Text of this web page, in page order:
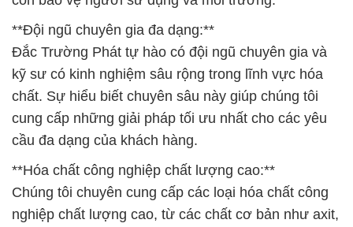
**Đội ngũ chuyên gia đa dạng:**
Đắc Trường Phát tự hào có đội ngũ chuyên gia và
kỹ sư có kinh nghiệm sâu rộng trong lĩnh vực hóa
chất. Sự hiểu biết chuyên sâu này giúp chúng tôi
cung cấp những giải pháp tối ưu nhất cho các yêu
cầu đa dạng của khách hàng.
**Hóa chất công nghiệp chất lượng cao:**
Chúng tôi chuyên cung cấp các loại hóa chất công
nghiệp chất lượng cao, từ các chất cơ bản như axit,